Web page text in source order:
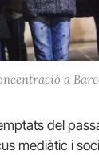
a
del
mediàtic i